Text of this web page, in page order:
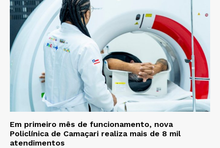
Em primeiro mês de funcionamento, nova
Policlínica de Camaçari realiza mais de 8 mil
atendimentos